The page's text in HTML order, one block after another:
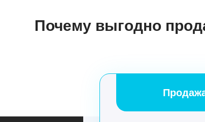
Почему выгодно